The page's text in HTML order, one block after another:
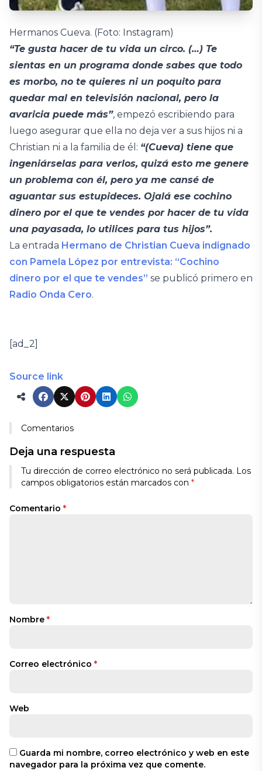
Hermanos Cueva. (Foto: Instagram)
“Te gusta hacer de tu vida un circo. (…) Te
sientas en un programa donde sabes que todo
es morbo, no te quieres ni un poquito para
quedar mal en televisión nacional, pero la
avaricia puede más”, empezó escribiendo para
luego asegurar que ella no deja ver a sus hijos ni a
Christian ni a la familia de él: “(Cueva) tiene que
ingeniárselas para verlos, quizá esto me genere
un problema con él, pero ya me cansé de
aguantar sus estupideces. Ojalá ese cochino
dinero por el que te vendes por hacer de tu vida
una payasada, lo utilices para tus hijos”.
La entrada Hermano de Christian Cueva indignado
con Pamela López por entrevista: “Cochino
dinero por el que te vendes” se publicó primero en
Radio Onda Cero.
[ad_2]
Source link
Comentarios
Deja una respuesta
Tu dirección de correo electrónico no será publicada. Los
campos obligatorios están marcados con *
Comentario *
Nombre *
Correo electrónico *
Web
Guarda mi nombre, correo electrónico y web en este
navegador para la próxima vez que comente.